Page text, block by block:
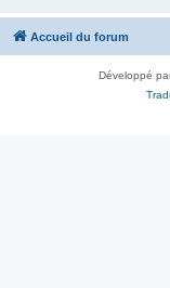
Accueil du forum
Développé